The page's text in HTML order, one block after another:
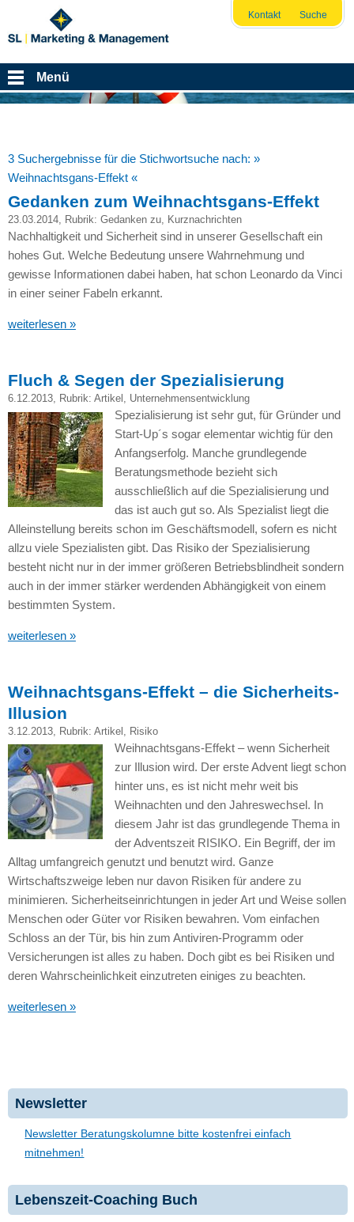
Kontakt Suche
Menü
3 Suchergebnisse für die Stichwortsuche nach: »
Weihnachtsgans-Effekt «
Gedanken zum Weihnachtsgans-Effekt
23.03.2014, Rubrik: Gedanken zu, Kurznachrichten
Nachhaltigkeit und Sicherheit sind in unserer Gesellschaft ein
hohes Gut. Welche Bedeutung unsere Wahrnehmung und
gewisse Informationen dabei haben, hat schon Leonardo da Vinci
in einer seiner Fabeln erkannt.
weiterlesen »
Fluch & Segen der Spezialisierung
6.12.2013, Rubrik: Artikel , Unternehmensentwicklung
Spezialisierung ist sehr gut, für Gründer und
Start-Up´s sogar elementar wichtig für den
Anfangserfolg. Manche grundlegende
Beratungsmethode bezieht sich
ausschließlich auf die Spezialisierung und
das ist auch gut so. Als Spezialist liegt die
Alleinstellung bereits schon im Geschäftsmodell, sofern es nicht
allzu viele Spezialisten gibt. Das Risiko der Spezialisierung
besteht nicht nur in der immer größeren Betriebsblindheit sondern
auch in der immer stärker werdenden Abhängigkeit von einem
bestimmten System.
weiterlesen »
Weihnachtsgans-Effekt – die Sicherheits-
Illusion
3.12.2013, Rubrik: Artikel Risiko
Weihnachtsgans-Effekt – wenn Sicherheit
zur Illusion wird. Der erste Advent liegt schon
hinter uns, es ist nicht mehr weit bis
Weihnachten und den Jahreswechsel. In
diesem Jahr ist das grundlegende Thema in
der Adventszeit RISIKO. Ein Begriff, der im
Alltag umfangreich genutzt und benutzt wird. Ganze
Wirtschaftszweige leben nur davon Risiken für andere zu
minimieren. Sicherheitseinrichtungen in jeder Art und Weise sollen
Menschen oder Güter vor Risiken bewahren. Vom einfachen
Schloss an der Tür, bis hin zum Antiviren-Programm oder
Versicherungen ist alles zu haben. Doch gibt es bei Risiken und
deren Wahrscheinlichkeit einzutreten einiges zu beachten.
weiterlesen »
Newsletter
Newsletter Beratungskolumne bitte kostenfrei einfach
mitnehmen!
Lebenszeit-Coaching Buch